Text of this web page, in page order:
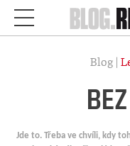
Blog |
Jde to. Třeba ve chvíli, kdy